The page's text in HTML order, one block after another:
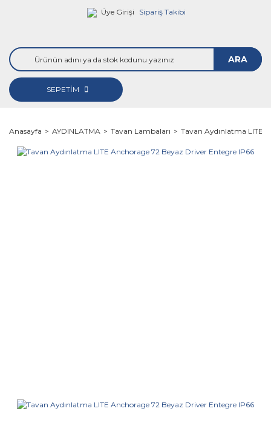
Üye Girişi Sipariş Takibi
ARA
SEPETİM
Anasayfa AYDINLATMA Tavan Lambaları Tavan Aydınlatma LITE